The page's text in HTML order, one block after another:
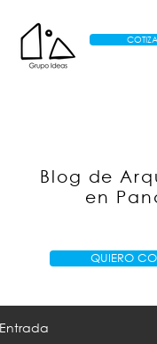
QUIERO
Blog de
en
Entrada